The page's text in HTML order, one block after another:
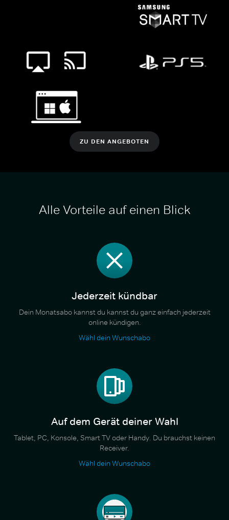
ZU DEN ANGEBOTEN
Alle Vorteile auf einen Blick
Jederzeit kündbar
Dein Monatsabo kannst du kannst du ganz einfach jederzeit
online kündigen.
Wähl dein Wunschabo
Auf dem Gerät deiner Wahl
Tablet, PC, Konsole, Smart TV oder Handy. Du brauchst keinen
Receiver.
Wähl dein Wunschabo